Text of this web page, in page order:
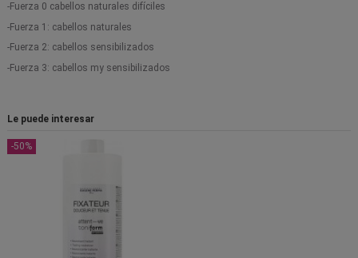
-Fuerza 0 cabellos naturales difíciles
-Fuerza 1: cabellos naturales
-Fuerza 2: cabellos sensibilizados
-Fuerza 3: cabellos my sensibilizados
Le puede interesar
-50%